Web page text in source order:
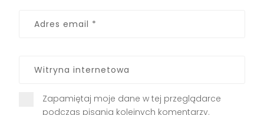
Zapamiętaj moje dane w tej przeglądarce
podczas pisania kolejnych komentarzy.